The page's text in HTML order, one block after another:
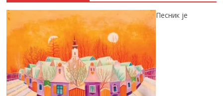
Песник је